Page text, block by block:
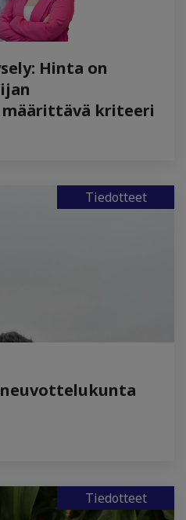
Hinta on
kriteeri
Tiedotteet
Tiedotteet